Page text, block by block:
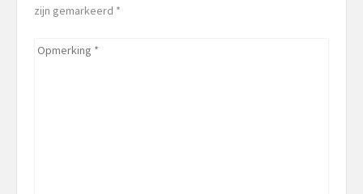
zijn gemarkeerd *
Opmerking